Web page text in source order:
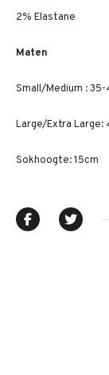
2% Elastane
Maten
Small/Medium : 35-
Large/Extra Large:
Sokhoogte: 15cm